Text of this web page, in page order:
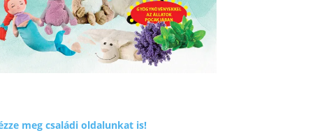
meg családi oldalunkat is!